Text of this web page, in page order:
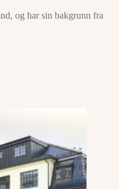
og har sin bakgrunn fra